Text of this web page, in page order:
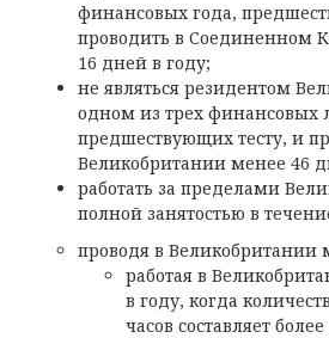
финансовых года,
проводить в Соединенном
16 дней в году;
не являться резидентом
одном из трех финансовых
предшествующих тесту, и
Великобритании менее 46
работать за пределами
полной занятостью в
проводя в Великобритании
работая в
в году, когда
часов составляет